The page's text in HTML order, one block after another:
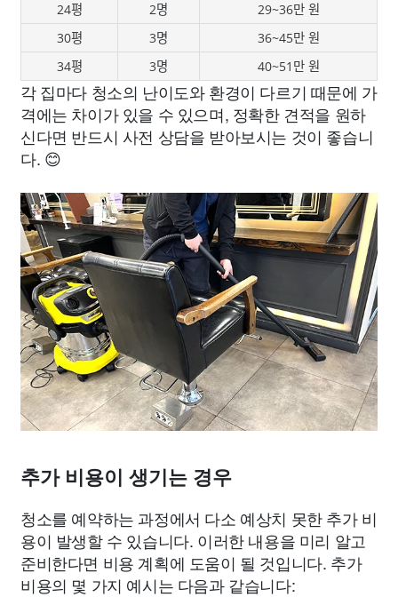
24평 2명
29~36만 원
30평
3명
36~45만 원
34평
3명 40~51만 원
각 집마다 청소의 난이도와 환경이 다르기 때문에 가
격에는 차이가 있을 수 있으며, 정확한 견적을 원하
신다면 반드시 사전 상담을 받아보시는 것이 좋습니
다. 😊
추가 비용이 생기는 경우
청소를 예약하는 과정에서 다소 예상치 못한 추가 비
용이 발생할 수 있습니다. 이러한 내용을 미리 알고
준비한다면 비용 계획에 도움이 될 것입니다. 추가
비용의 몇 가지 예시는 다음과 같습니다: